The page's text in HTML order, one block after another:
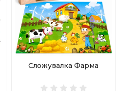
Сложувалка Фарма